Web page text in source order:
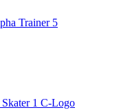
Trainer 5
1 C-Logo